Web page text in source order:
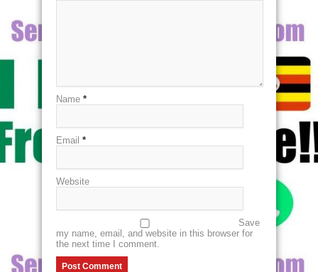
Name *
Email *
Website
Save
my name, email, and website in this browser for
the next time I comment.